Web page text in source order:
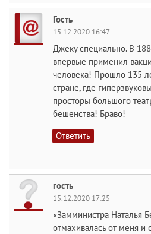
Гость
15.12.2020 16:47
Джеку специально. В
впервые применил
человека! Прошло 135
стране, где
просторы большого
бешенства! Браво!
Ответить
гость
15.12.2020 17:25
«Замминистра Наталья
отмахивалась от меня и